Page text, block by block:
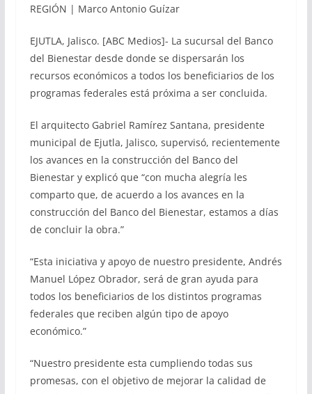
REGIÓN | Marco Antonio Guízar
EJUTLA, Jalisco. [ABC Medios]- La sucursal del Banco
del Bienestar desde donde se dispersarán los
recursos económicos a todos los beneficiarios de los
programas federales está próxima a ser concluida.
El arquitecto Gabriel Ramírez Santana, presidente
municipal de Ejutla, Jalisco, supervisó, recientemente
los avances en la construcción del Banco del
Bienestar y explicó que “con mucha alegría les
comparto que, de acuerdo a los avances en la
construcción del Banco del Bienestar, estamos a días
de concluir la obra.”
“Esta iniciativa y apoyo de nuestro presidente, Andrés
Manuel López Obrador, será de gran ayuda para
todos los beneficiarios de los distintos programas
federales que reciben algún tipo de apoyo
económico.”
“Nuestro presidente esta cumpliendo todas sus
promesas, con el objetivo de mejorar la calidad de